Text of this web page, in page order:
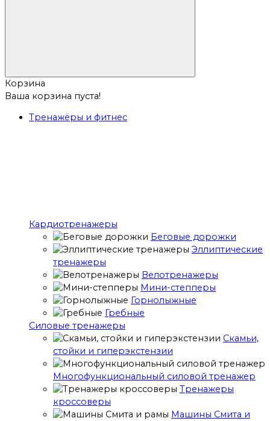
Корзина
Ваша корзина пуста!
Тренажёры и фитнес
Кардиотренажеры
Беговые дорожки
Эллиптические
тренажеры
Велотренажеры
Мини-степперы
Горнолыжные
Гребные
Cиловые тренажеры
Скамьи,
стойки и гиперэкстензии
Многофункциональный силовой тренажер
Тренажеры
кроссоверы
Машины Смита и